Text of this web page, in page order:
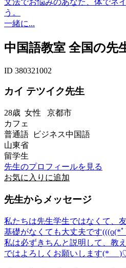
う。
一緒に...
中国語教室 全国の先
ID 380321002
カイ テツイク先生
28歳 女性 京都市
カフェ
普通語 ビジネス中国語
山東省
留学生
先生のプロフィールを見る
お気に入りに追加
先生からメッセージ
私たちは先生学生ではなくて、
基礎がなくても大丈夫です(((o(*
私は必ずきちんと説明して、教
ではよろしくお願いします(*_